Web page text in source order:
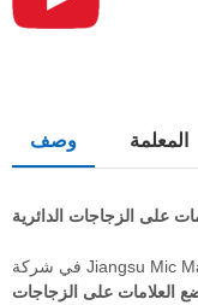
وصف المعلمة
على الزجاجات الدائرية
في شركة Jiangsu Mic Machinery، نلتزم بتوفير حلول وسم مبتكرة
العلامات على الزجاجات